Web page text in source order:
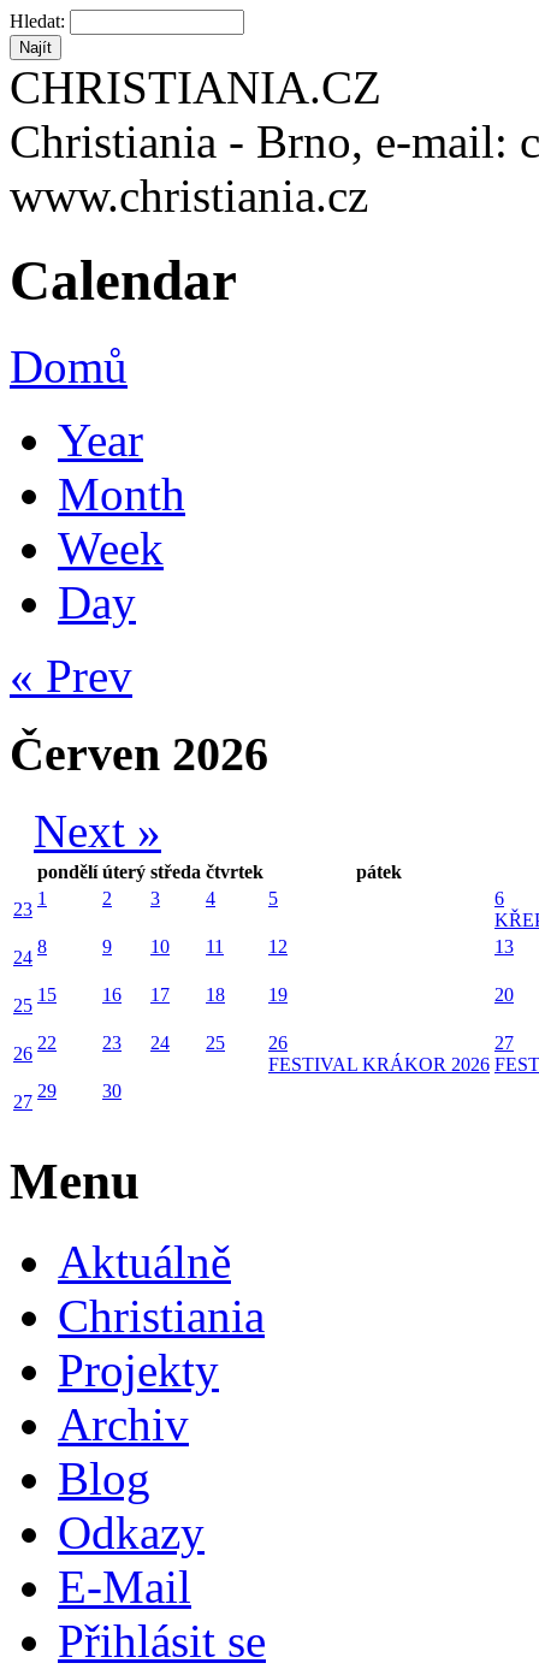
Hledat:
CHRISTIANIA.CZ
Christiania - Brno, e-mail:
www.christiania.cz
Calendar
Domů
Year
Month
Week
Day
« Prev
Červen 2026
Next »
pondělí úterý středa čtvrtek
pátek
23
1 2 3 4 5
6
24
8 9 10 11 12 13
25
15 16 17 18 19 20
26
22 23 24 25
26
FESTIVAL KRÁKOR 2026
27
27
29 30
Menu
Aktuálně
Christiania
Projekty
Archiv
Blog
Odkazy
E-Mail
Přihlásit se